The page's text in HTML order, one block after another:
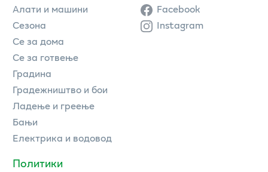
Алати и машини
Сезона
Се за дома
Се за готвење
Градина
Градежништво и бои
Ладење и греење
Бањи
Електрика и водовод
Политики
Facebook
Instagram